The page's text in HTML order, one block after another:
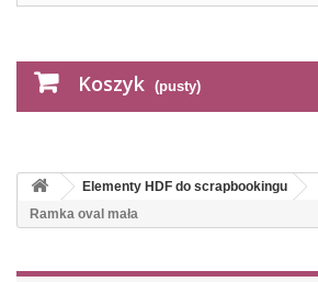
Koszyk (pusty)
Elementy HDF do scrapbookingu
Ramka oval mała